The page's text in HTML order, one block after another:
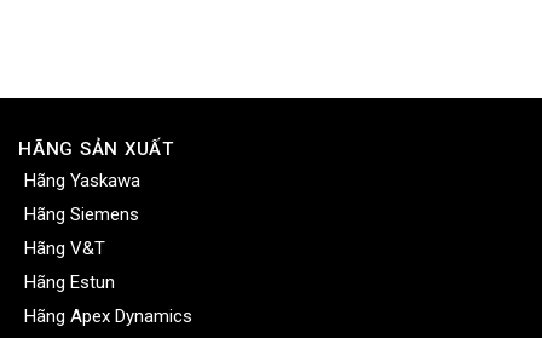
HÃNG SẢN XUẤT
Hãng Yaskawa
Hãng Siemens
Hãng V&T
Hãng Estun
Hãng Apex Dynamics